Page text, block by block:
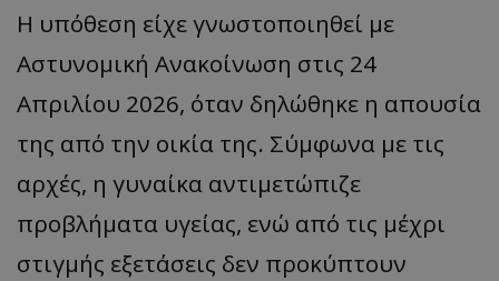
Η υπόθεση είχε γνωστοποιηθεί με
Αστυνομική Ανακοίνωση στις 24
Απριλίου 2026, όταν δηλώθηκε η απουσία
της από την οικία της. Σύμφωνα με τις
αρχές, η γυναίκα αντιμετώπιζε
προβλήματα υγείας, ενώ από τις μέχρι
στιγμής εξετάσεις δεν προκύπτουν